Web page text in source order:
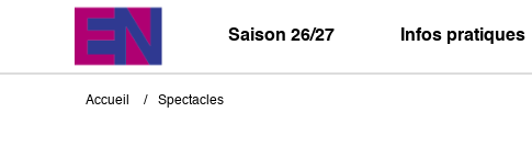
Saison 26/27 Infos pratiques
Fil
Accueil Spectacles